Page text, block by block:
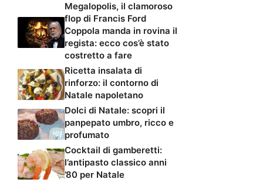
Megalopolis, il clamoroso
flop di Francis Ford
Coppola manda in rovina il
regista: ecco cos’è stato
costretto a fare
Ricetta insalata di
rinforzo: il contorno di
Natale napoletano
Dolci di Natale: scopri il
panpepato umbro, ricco e
profumato
Cocktail di gamberetti:
l’antipasto classico anni
’80 per Natale